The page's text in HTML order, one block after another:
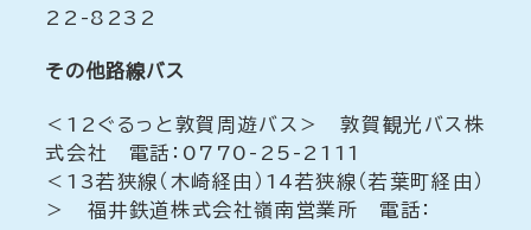
22-8232
その他路線バス
＜12ぐるっと敦賀周遊バス＞ 敦賀観光バス株
式会社 電話：0770-25-2111
＜13若狭線（木崎経由）14若狭線（若葉町経由）
＞ 福井鉄道株式会社嶺南営業所 電話：